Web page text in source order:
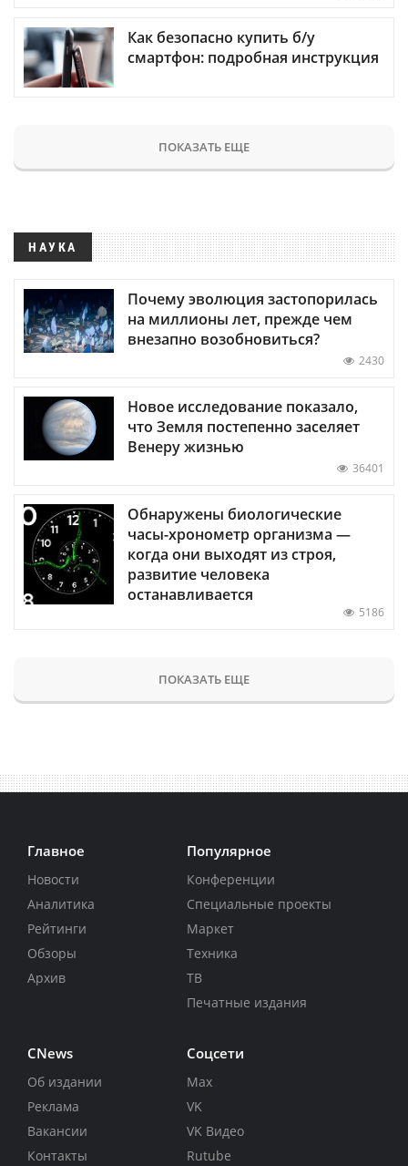
Как безопасно купить б/у
смартфон: подробная инструкция
ПОКАЗАТЬ ЕЩЕ
НАУКА
Почему эволюция застопорилась
на миллионы лет, прежде чем
внезапно возобновиться?
2430
Новое исследование показало,
что Земля постепенно заселяет
Венеру жизнью
36401
Обнаружены биологические
часы-хронометр организма —
когда они выходят из строя,
развитие человека
останавливается
5186
ПОКАЗАТЬ ЕЩЕ
Главное
Новости
Аналитика
Рейтинги
Обзоры
Архив
Популярное
Конференции
Специальные проекты
Маркет
Техника
ТВ
Печатные издания
CNews
Об издании
Реклама
Вакансии
Контакты
Соцсети
Max
VK
VK Видео
Rutube